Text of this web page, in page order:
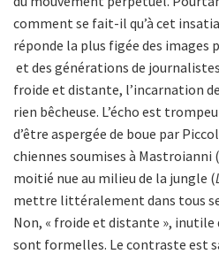
comment se fait-il qu’à cet
réponde la plus figée des images
et des générations de
froide et distante, l’incarnation
rien bêcheuse. L’écho est
d’être aspergée de boue par
chiennes soumises à Mastroianni (
moitié nue au milieu de la jungle (
mettre littéralement dans tous
Non, « froide et distante », inutile
sont formelles. Le contraste est